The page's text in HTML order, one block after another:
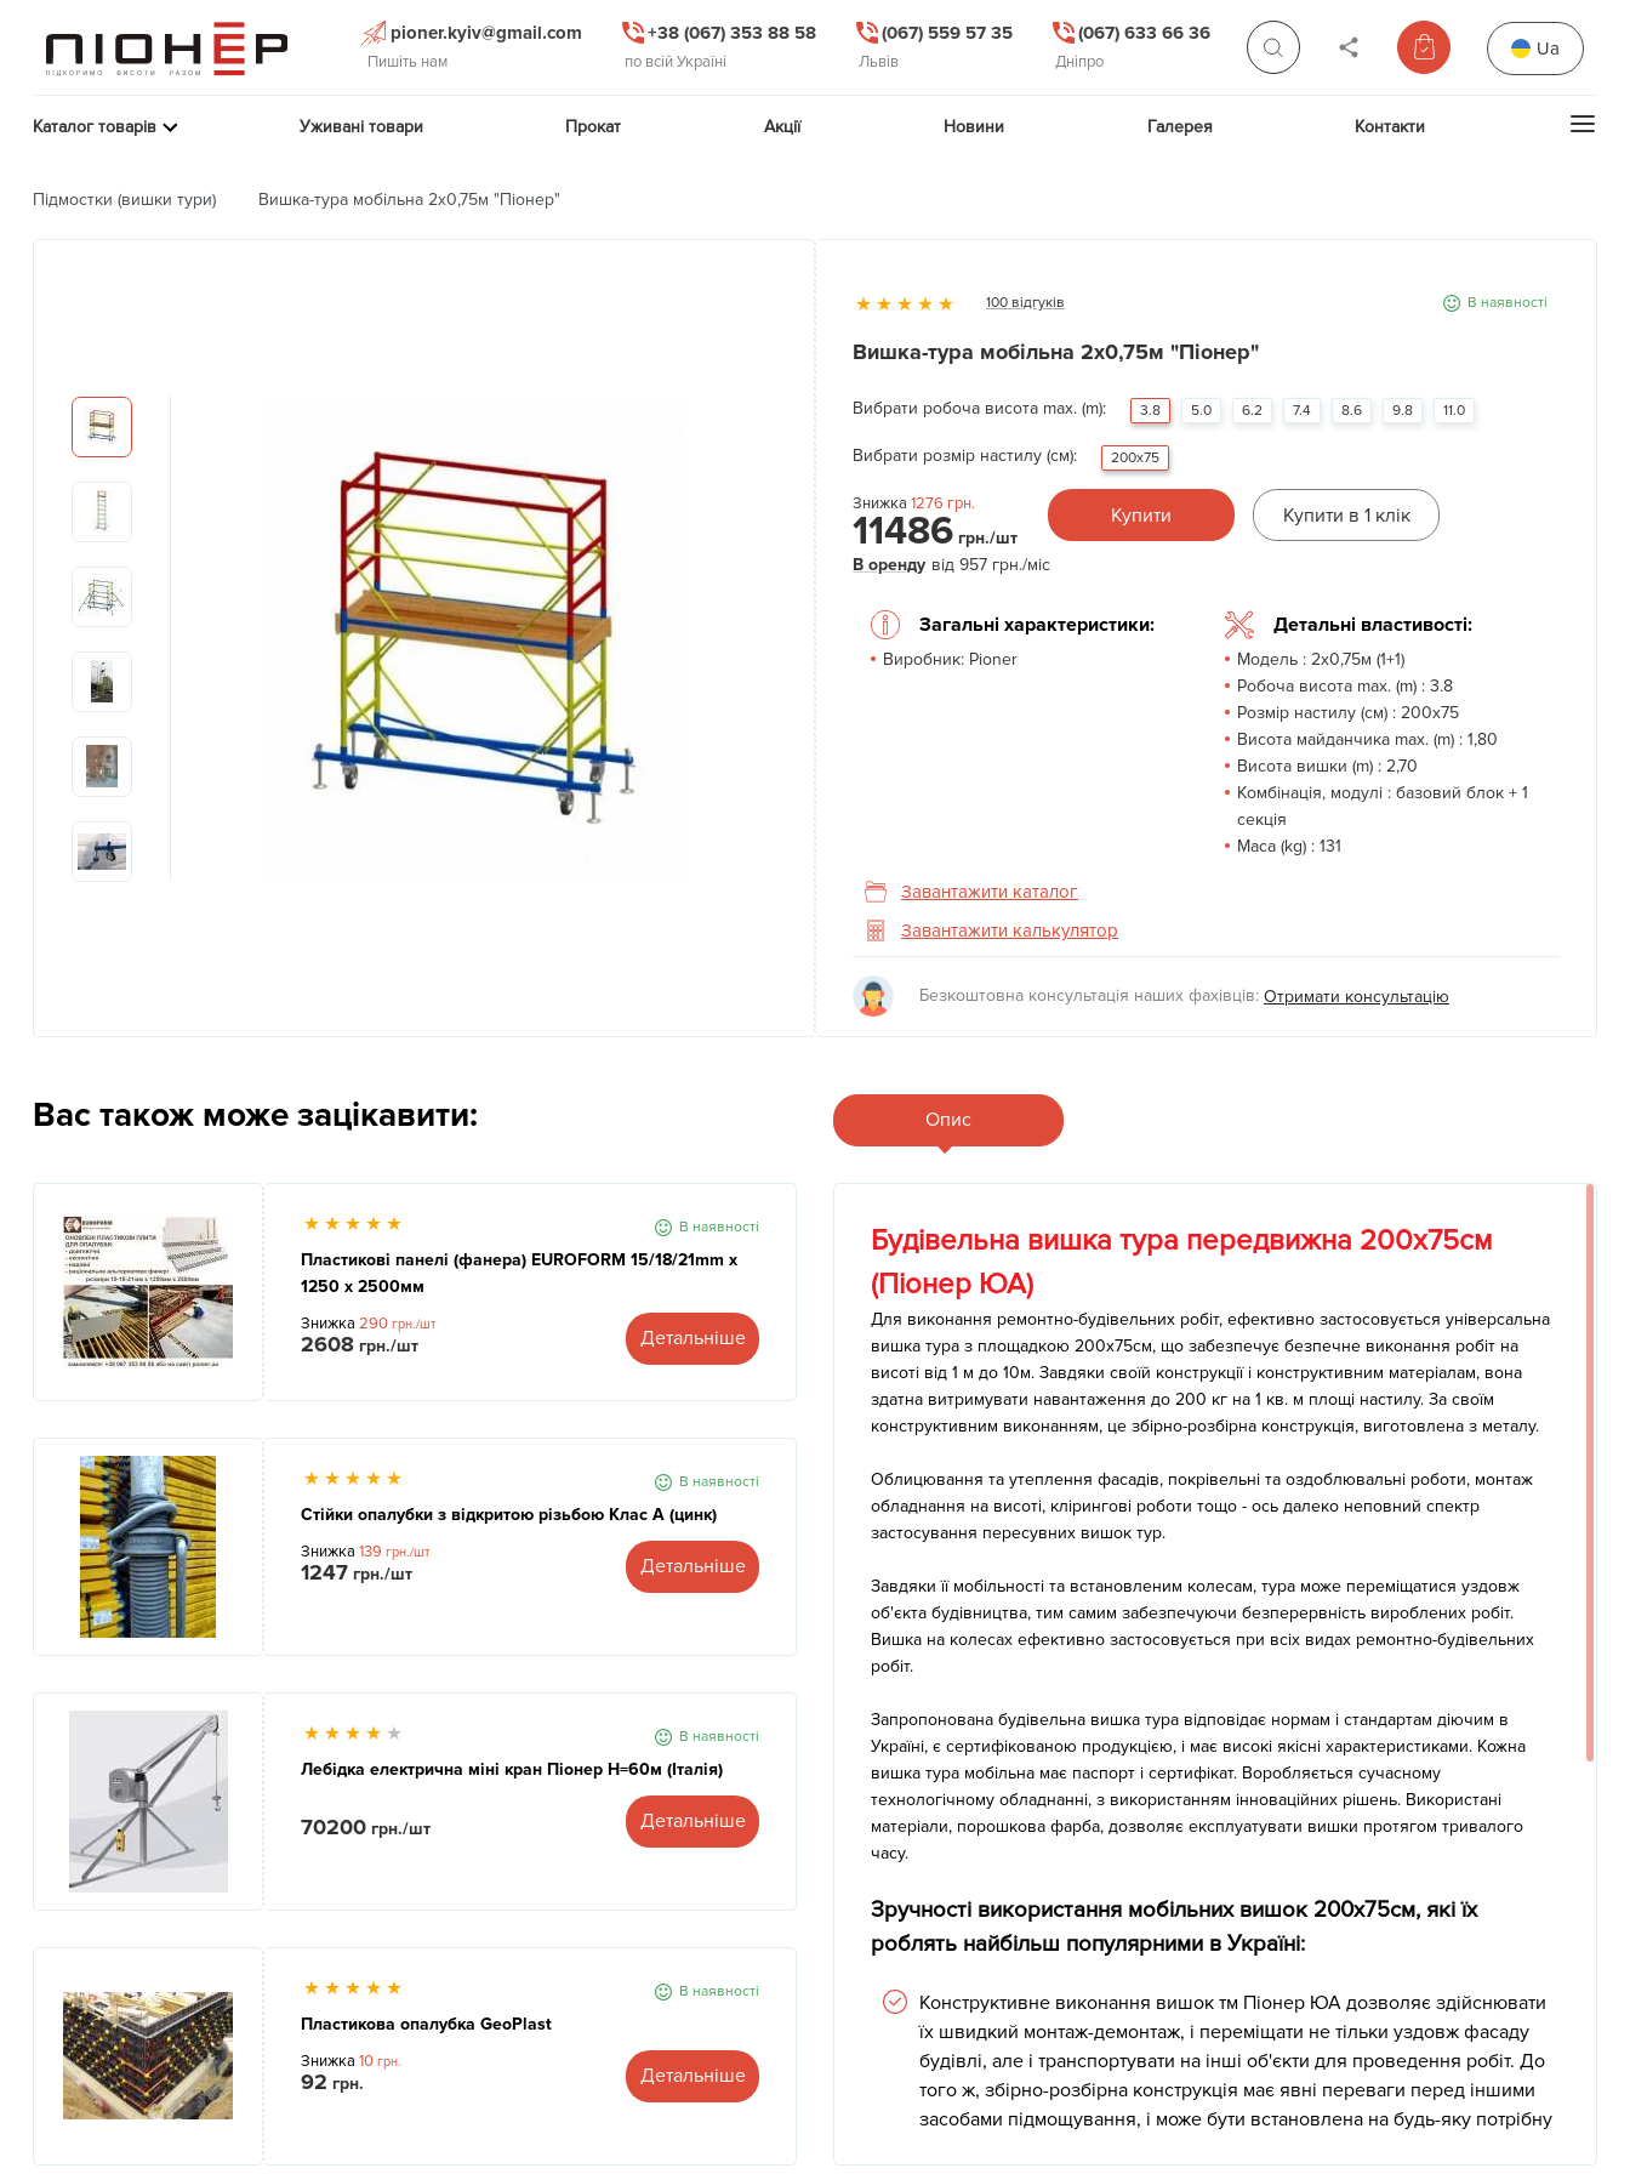
pioner.kyiv@gmail.com
Пишіть нам
+38 (067) 353 88 58
по всій Україні
(067) 559 57 35
Львів
(067) 633 66 36
Дніпро
Ua
Каталог товарів Уживані товари Прокат Акції Новини Галерея Контакти
Підмостки (вишки тури) Вишка-тура мобільна 2х0,75м "Піонер"
100 відгуків В наявності
Вишка-тура мобільна 2х0,75м "Піонер"
Вибрати робоча висота max. (m): 3.8 5.0 6.2 7.4 8.6 9.8 11.0
Вибрати розмір настилу (см): 200x75
Знижка 1276 грн.
11486 грн./шт
Купити Купити в 1 клік
В оренду від 957 грн./міс
Загальні характеристики:
Виробник: Pioner
Детальні властивості:
Модель : 2х0,75м (1+1)
Робоча висота max. (m) : 3.8
Розмір настилу (см) : 200x75
Висота майданчика max. (m) : 1,80
Висота вишки (m) : 2,70
Комбінація, модулі : базовий блок + 1
секція
Маса (kg) : 131
Завантажити каталог
Завантажити калькулятор
Безкоштовна консультація наших фахівців: Отримати консультацію
Вас також може зацікавити:
В наявності
Пластикові панелі (фанера) EUROFORM 15/18/21mm x
1250 x 2500мм
Знижка 290 грн./шт
2608 грн./шт Детальніше
В наявності
Стійки опалубки з відкритою різьбою Клас А (цинк)
Знижка 139 грн./шт
1247 грн./шт Детальніше
В наявності
Лебідка електрична міні кран Піонер Н=60м (Італія)
70200 грн./шт Детальніше
В наявності
Пластикова опалубка GeoPlast
Знижка 10 грн.
92 грн. Детальніше
Опис
Будівельна вишка тура передвижна 200х75см
(Піонер ЮА)
Для виконання ремонтно-будівельних робіт, ефективно застосовується універсальна
вишка тура з площадкою 200х75см, що забезпечує безпечне виконання робіт на
висоті від 1 м до 10м. Завдяки своїй конструкції і конструктивним матеріалам, вона
здатна витримувати навантаження до 200 кг на 1 кв. м площі настилу. За своїм
конструктивним виконанням, це збірно-розбірна конструкція, виготовлена з металу.
Облицювання та утеплення фасадів, покрівельні та оздоблювальні роботи, монтаж
обладнання на висоті, клірингові роботи тощо - ось далеко неповний спектр
застосування пересувних вишок тур.
Завдяки її мобільності та встановленим колесам, тура може переміщатися уздовж
об'єкта будівництва, тим самим забезпечуючи безперервність вироблених робіт.
Вишка на колесах ефективно застосовується при всіх видах ремонтно-будівельних
робіт.
Запропонована будівельна вишка тура відповідає нормам і стандартам діючим в
Україні, є сертифікованою продукцією, і має високі якісні характеристиками. Кожна
вишка тура мобільна має паспорт і сертифікат. Воробляється сучасному
технологічному обладнанні, з використанням інноваційних рішень. Використані
матеріали, порошкова фарба, дозволяє експлуатувати вишки протягом тривалого
часу.
Зручності використання мобільних вишок 200х75см, які їх
роблять найбільш популярними в Україні:
Конструктивне виконання вишок тм Піонер ЮА дозволяє здійснювати
їх швидкий монтаж-демонтаж, і переміщати не тільки уздовж фасаду
будівлі, але і транспортувати на інші об'єкти для проведення робіт. До
того ж, збірно-розбірна конструкція має явні переваги перед іншими
засобами підмощування, і може бути встановлена на будь-яку потрібну